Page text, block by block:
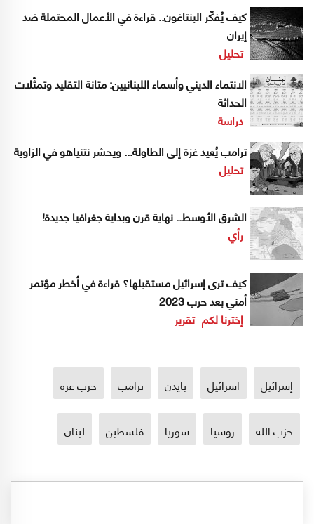
كيف يُفكّر البنتاغون.. قراءة في الأعمال المحتملة ضد
إيران
تحليل
الانتماء الديني وأسماء اللبنانيين: متانة التقليد وتمثّلات
الحداثة
دراسة
ترامب يُعيد غزة إلى الطاولة... ويحشر نتنياهو في الزاوية
تحليل
الشرق الأوسط.. نهاية قرن وبداية جغرافيا جديدة!
رأي
كيف ترى إسرائيل مستقبلها؟ قراءة في أخطر مؤتمر
أمني بعد حرب 2023
إخترنا لكم تقرير
إسرائيل اسرائيل بايدن ترامب حرب غزة
حزب الله روسيا سوريا فلسطين لبنان